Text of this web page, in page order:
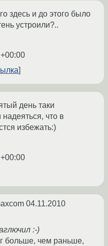
здесь и до этого было
устроили?..
день таки
что в
избежать:)
04.11.2010
:-)
больше, чем раньше,